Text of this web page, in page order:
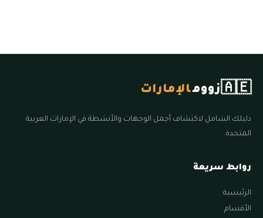
🇦🇪زوومالإمارات
دليلك الشامل لاكتشاف أجمل الوجهات والأنشطة في الإمارات العربية
المتحدة.
روابط سريعة
الرئيسية
الأقسام